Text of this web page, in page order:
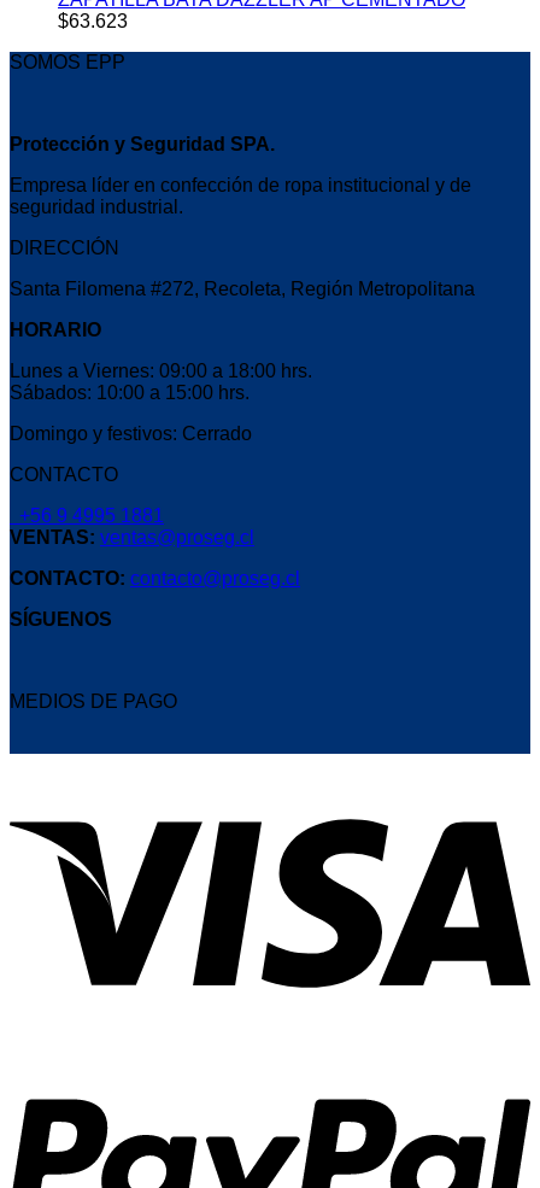
$63.623
SOMOS EPP
Protección y Seguridad SPA.
Empresa líder en confección de ropa institucional y de
seguridad industrial.
DIRECCIÓN
Santa Filomena #272, Recoleta, Región Metropolitana
HORARIO
Lunes a Viernes: 09:00 a 18:00 hrs.
Sábados: 10:00 a 15:00 hrs.
Domingo y festivos: Cerrado
CONTACTO
+56 9 4995 1881
VENTAS: ventas@proseg.cl
CONTACTO: contacto@proseg.cl
SÍGUENOS
MEDIOS DE PAGO